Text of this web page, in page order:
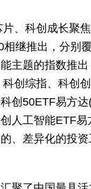
、科创成长聚
相继推出，分别
主题的指数推
科创综指、科创
创50ETF易方
人工智能ETF
、差异化的投